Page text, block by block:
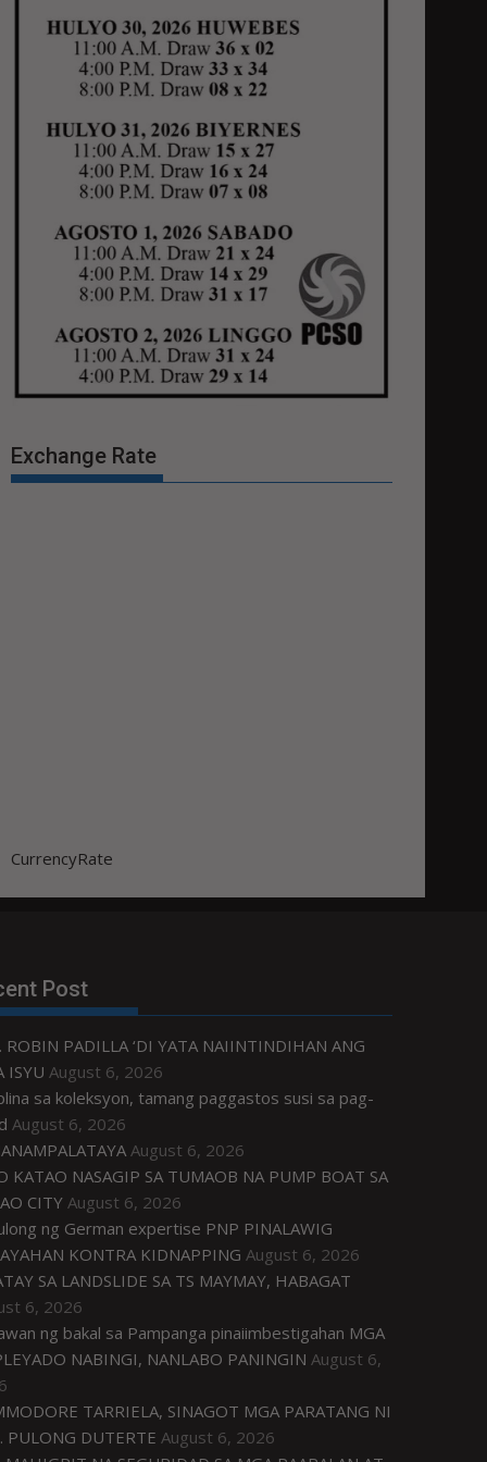
Exchange Rate
CurrencyRate
Post
ROBIN PADILLA ‘DI YATA NAIINTINDIHAN ANG
ISYU August 6, 2026
sa koleksyon, tamang paggastos susi sa pag-
August 6, 2026
August 6, 2026
KATAO NASAGIP SA TUMAOB NA PUMP BOAT SA
CITY August 6, 2026
ng German expertise PNP PINALAWIG
KONTRA KIDNAPPING August 6, 2026
SA LANDSLIDE SA TS MAYMAY, HABAGAT
6, 2026
ng bakal sa Pampanga pinaiimbestigahan MGA
NABINGI, NANLABO PANINGIN August 6,
TARRIELA, SINAGOT MGA PARATANG NI
PULONG DUTERTE August 6, 2026